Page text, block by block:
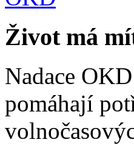
Život má
Nadace
pomáhají